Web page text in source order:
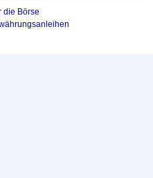
die Börse